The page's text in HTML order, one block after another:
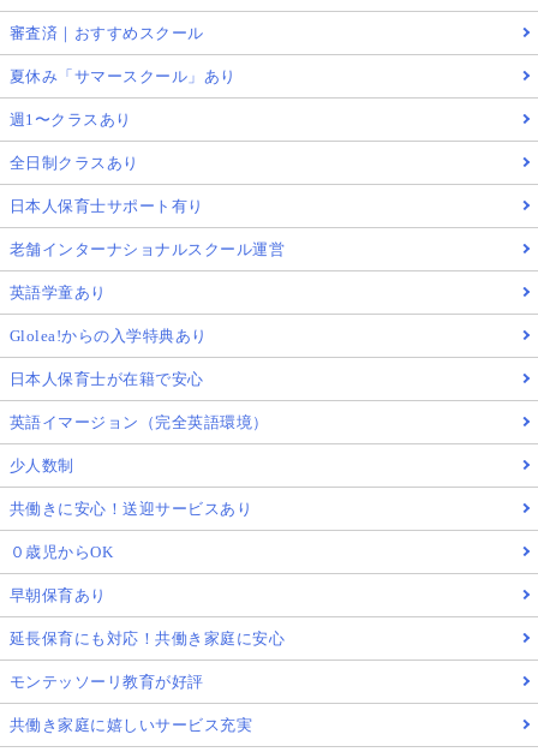
審査済｜おすすめスクール
夏休み「サマースクール」あり
週1〜クラスあり
全日制クラスあり
日本人保育士サポート有り
老舗インターナショナルスクール運営
英語学童あり
Glolea!からの入学特典あり
日本人保育士が在籍で安心
英語イマージョン（完全英語環境）
少人数制
共働きに安心！送迎サービスあり
０歳児からOK
早朝保育あり
延長保育にも対応！共働き家庭に安心
モンテッソーリ教育が好評
共働き家庭に嬉しいサービス充実